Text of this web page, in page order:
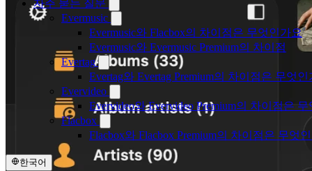
자주 묻는 질문
Evermusic
Evermusic와 Flacbox의 차이점은 무엇인가요
Evermusic와 Evermusic Premium의 차이점
Evertag
Evertag와 Evertag Premium의 차이점은 무엇인
Evervideo
Evervideo와 Evervideo Premium의 차이점은
Flacbox
Flacbox와 Flacbox Premium의 차이점은 무엇
한국어